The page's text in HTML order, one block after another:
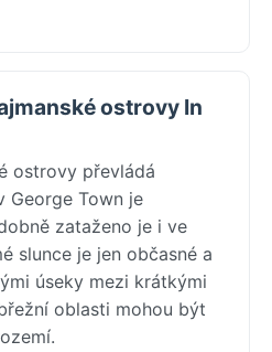
ostrovy In
ostrovy převládá
Town je
zataženo je i ve
slunce je jen občasné a
úseky mezi krátkými
oblasti mohou být